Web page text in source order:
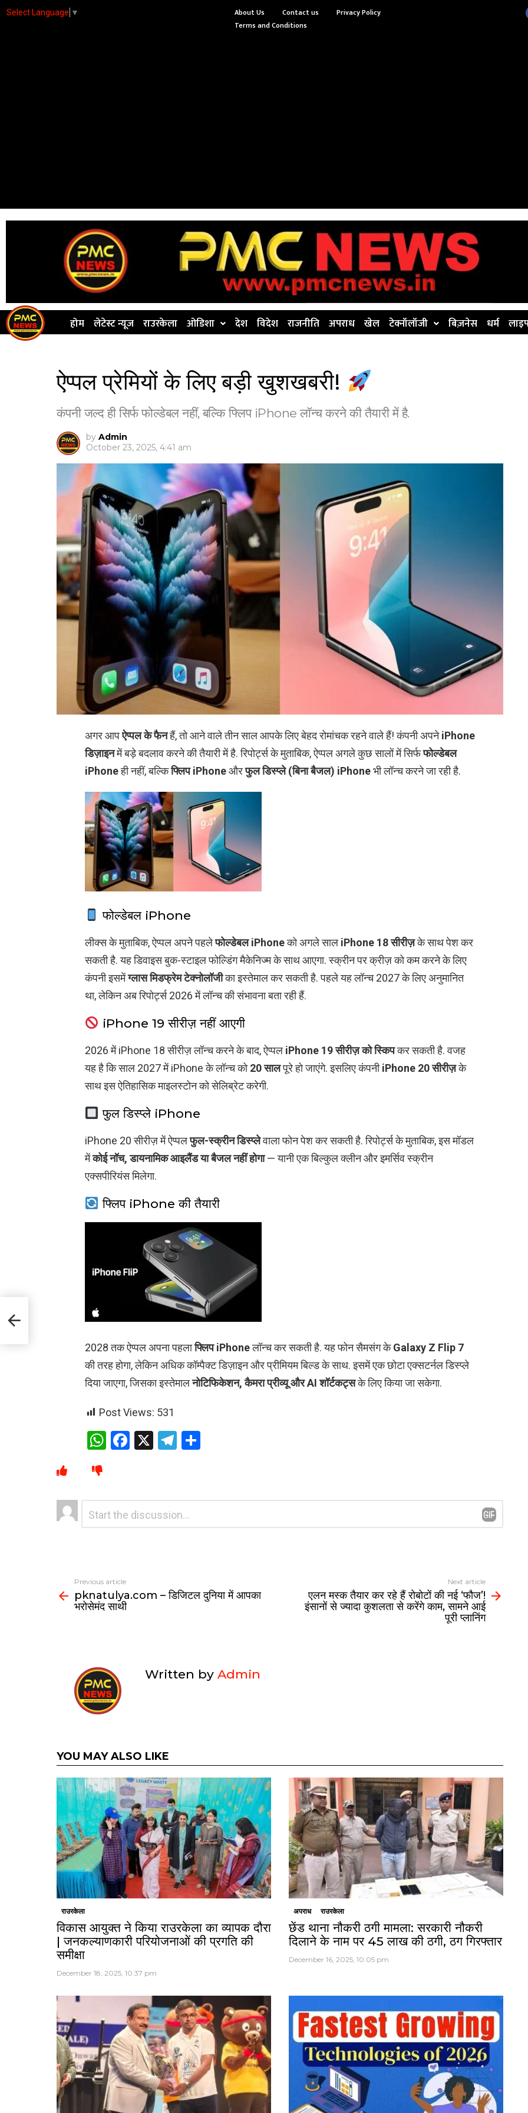
Select Language ▼ About Us Contact us
Privacy Policy
Terms and Conditions
होम लेटेस्ट न्यूज राउरकेला ओडिशा देश विदेश राजनीति अपराध खेल टेक्नॉलॉजी बिज़नेस धर्म
ऐप्पल प्रेमियों के लिए बड़ी खुशखबरी!
कंपनी जल्द ही सिर्फ फोल्डेबल नहीं, बल्कि फ्लिप iPhone लॉन्च करने की तैयारी में है.
by Admin
October 23, 2025, 4:41 am
अगर आपऐप्पल के फैनहैं, तो आने वाले तीन साल आपके लिए बेहद रोमांचक रहने वाले हैं! कंपनी अपनेiPhone
डिज़ाइनमें बड़े बदलाव करने की तैयारी में है. रिपोर्ट्स के मुताबिक, ऐप्पल अगले कुछ सालों में सिर्फफोल्डेबल
iPhoneही नहीं, बल्किफ्लिप iPhoneऔरफुल डिस्प्ले (बिना बैजल) iPhoneभी लॉन्च करने जा रही है.
फोल्डेबल iPhone
लीक्स के मुताबिक, ऐप्पल अपने पहलेफोल्डेबल iPhoneको अगले साल iPhone 18 सीरीज़के साथ पेश कर
सकती है. यह डिवाइस बुक-स्टाइल फोल्डिंग मैकेनिज्म के साथ आएगा. स्क्रीन पर क्रीज़ को कम करने के लिए
कंपनी इसमेंग्लास मिडफ्रेम टेक्नोलॉजीका इस्तेमाल कर सकती है. पहले यह लॉन्च 2027 के लिए अनुमानित
था, लेकिन अब रिपोर्ट्स 2026 में लॉन्च की संभावना बता रही हैं.
iPhone 19 सीरीज़ नहीं आएगी
2026 में iPhone 18 सीरीज़ लॉन्च करने के बाद, ऐप्पल iPhone 19 सीरीज़ को स्किपकर सकती है. वजह
यह है कि साल 2027 में iPhone के लॉन्च को20 सालपूरे हो जाएंगे. इसलिए कंपनीiPhone 20 सीरीज़के
साथ इस ऐतिहासिक माइलस्टोन को सेलिब्रेट करेगी.
फुल डिस्प्ले iPhone
iPhone 20 सीरीज़ में ऐप्पलफुल-स्क्रीन डिस्प्लेवाला फोन पेश कर सकती है. रिपोर्ट्स के मुताबिक, इस मॉडल
मेंकोई नॉच, डायनामिक आइलैंड या बैजल नहीं होगा— यानी एक बिल्कुल क्लीन और इमर्सिव स्क्रीन
एक्सपीरियंस मिलेगा.
फ्लिप iPhone की तैयारी
2028 तक ऐप्पल अपना पहलाफ्लिप iPhoneलॉन्च कर सकती है. यह फोन सैमसंग केGalaxy Z Flip 7
की तरह होगा, लेकिन अधिक कॉम्पैक्ट डिज़ाइन और प्रीमियम बिल्ड के साथ. इसमें एक छोटा एक्सटर्नल डिस्प्ले
दिया जाएगा, जिसका इस्तेमालनोटिफिकेशन, कैमरा प्रीव्यू और AI शॉर्टकट्सके लिए किया जा सकेगा.
Post Views: 531
W
s
A
p
F
b
o
o
X
T
gr
a
m
e
Leave
a
Previous article
pknatulya.com – डिजिटल दुनिया में आपका
भरोसेमंद साथी
Next article
एलन मस्क तैयार कर रहे हैं रोबोटों की नई ‘फौज’!
इंसानों से ज्यादा कुशलता से करेंगे काम, सामने आई
पूरी प्लानिंग
Written by Admin
YOU MAY ALSO LIKE
राउरकेला
विकास आयुक्त ने किया राउरकेला का व्यापक दौरा
| जनकल्याणकारी परियोजनाओं की प्रगति की
समीक्षा
December 18, 2025, 10:37 pm
अपराध राउरकेला
छेंड थाना नौकरी ठगी मामला: सरकारी नौकरी
दिलाने के नाम पर 45 लाख की ठगी, ठग गिरफ्तार
December 16, 2025, 10:05 pm